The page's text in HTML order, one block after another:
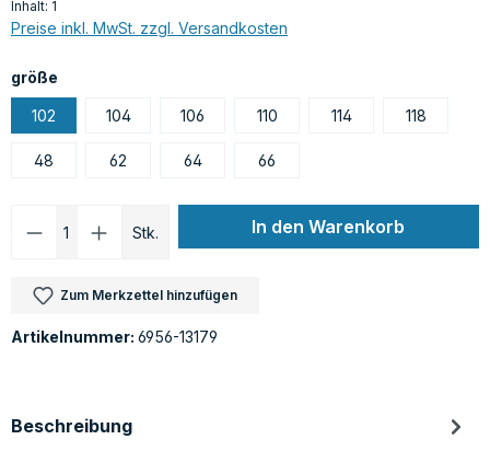
Inhalt: 1
Preise inkl. MwSt. zzgl. Versandkosten
größe
102 104 106 110 114 118
48 62 64 66
Produkt Anzahl: Gib den gewünschten
Stk. In den Warenkorb
Zum Merkzettel hinzufügen
Artikelnummer: 6956-13179
Beschreibung